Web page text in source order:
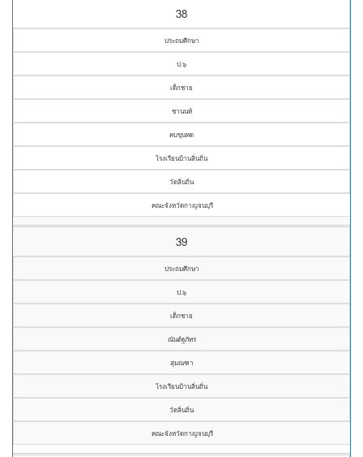
38
ประถมศึกษา
ป.๖
เด็กชาย
ชานนท์
คบขุนทด
โรงเรียนบ้านลิ่นถิ่น
วัดลิ่นถิ่น
คณะจังหวัดกาญจนบุรี
39
ประถมศึกษา
ป.๖
เด็กชาย
ณันต์ฐภัทร
สุมณฑา
โรงเรียนบ้านลิ่นถิ่น
วัดลิ่นถิ่น
คณะจังหวัดกาญจนบุรี